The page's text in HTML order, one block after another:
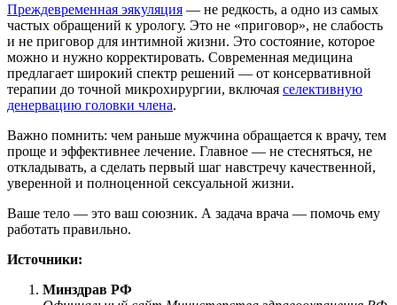
Преждевременная эякуляция — не редкость, а одно из самых
частых обращений к урологу. Это не «приговор», не слабость
и не приговор для интимной жизни. Это состояние, которое
можно и нужно корректировать. Современная медицина
предлагает широкий спектр решений — от консервативной
терапии до точной микрохирургии, включая селективную
денервацию головки члена.
Важно помнить: чем раньше мужчина обращается к врачу, тем
проще и эффективнее лечение. Главное — не стесняться, не
откладывать, а сделать первый шаг навстречу качественной,
уверенной и полноценной сексуальной жизни.
Ваше тело — это ваш союзник. А задача врача — помочь ему
работать правильно.
Источники:
Минздрав РФ